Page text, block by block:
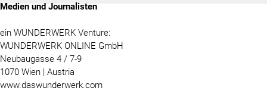
Medien und Journalisten
ein WUNDERWERK Venture:
WUNDERWERK ONLINE GmbH
Neubaugasse 4 / 7-9
1070 Wien | Austria
www.daswunderwerk.com